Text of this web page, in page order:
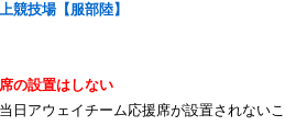
競技場【服部陸】
の設置はしない
日アウェイチーム応援席が設置されない